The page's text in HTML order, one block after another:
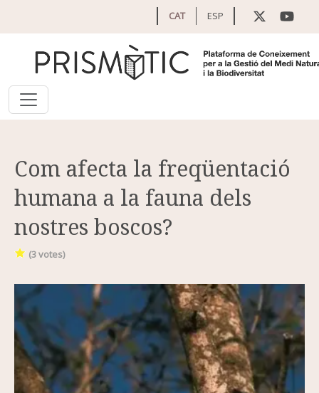
CAT ESP
Com afecta la freqüentació
humana a la fauna dels
nostres boscos?
(3votes)